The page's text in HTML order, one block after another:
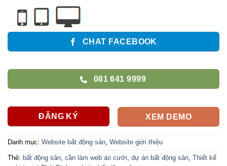
CHAT FACEBOOK
081 641 9999
ĐĂNG KÝ XEM DEMO
Danh mục: Website bất động sản Website giới thiệu
Thẻ: bất động sản cần làm web áo cưới dự án bất động sản Thiết kế